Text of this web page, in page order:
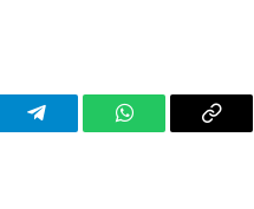
Telegram WhatsAppCopy